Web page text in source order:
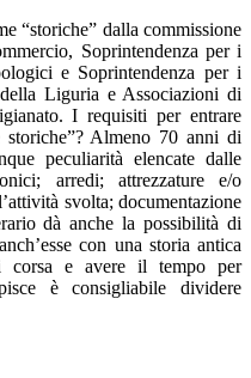
“storiche” dalla commissione
Soprintendenza per i
e Soprintendenza per i
Liguria e Associazioni di
I requisiti per entrare
storiche”? Almeno 70 anni di
peculiarità elencate dalle
arredi; attrezzature e/o
svolta; documentazione
dà anche la possibilità di
con una storia antica
e avere il tempo per
è consigliabile dividere